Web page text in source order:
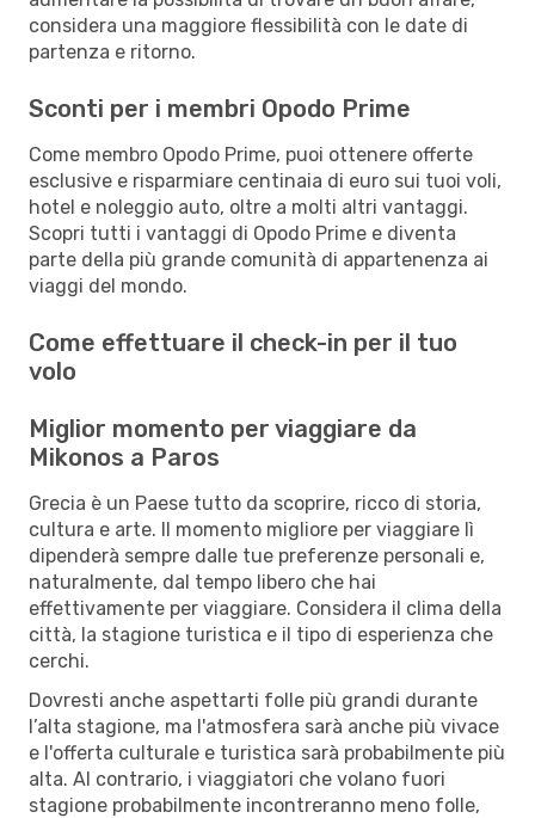
considera una maggiore flessibilità con le date di
partenza e ritorno.
Sconti per i membri Opodo Prime
Come membro Opodo Prime, puoi ottenere offerte
esclusive e risparmiare centinaia di euro sui tuoi voli,
hotel e noleggio auto, oltre a molti altri vantaggi.
Scopri tutti i vantaggi di Opodo Prime e diventa
parte della più grande comunità di appartenenza ai
viaggi del mondo.
Come effettuare il check-in per il tuo
volo
Miglior momento per viaggiare da
Mikonos a Paros
Grecia è un Paese tutto da scoprire, ricco di storia,
cultura e arte. Il momento migliore per viaggiare lì
dipenderà sempre dalle tue preferenze personali e,
naturalmente, dal tempo libero che hai
effettivamente per viaggiare. Considera il clima della
città, la stagione turistica e il tipo di esperienza che
cerchi.
Dovresti anche aspettarti folle più grandi durante
l’alta stagione, ma l'atmosfera sarà anche più vivace
e l'offerta culturale e turistica sarà probabilmente più
alta. Al contrario, i viaggiatori che volano fuori
stagione probabilmente incontreranno meno folle,